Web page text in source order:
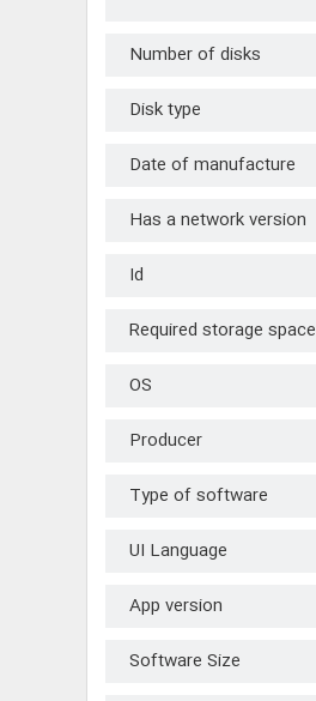
Number of disks
Disk type
Date of manufacture
Has a network version
Id
Required storage space
OS
Producer
Type of software
UI Language
App version
Software Size